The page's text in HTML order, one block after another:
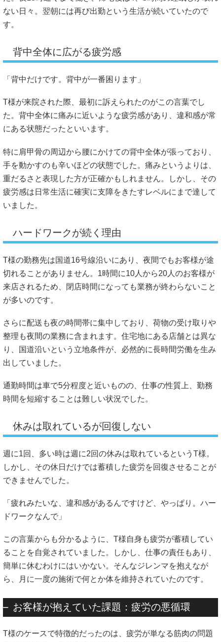
ない日々。翌朝には再び出勤という生活が続いていたので
す。
背中全体に広がる疲労感
「背中だけです。背中が一番困ります」
T様が来院された際、最初に訴えられたのがこの言葉でし
た。背中全体に痛みに近いような疲労感があり、違和感が常
にある状態だったといいます。
特に肩甲骨の周辺から腰にかけての背中全体が張っており、
手を動かすのも辛いほどの状態でした。痛みというよりは、
重だるさと表現した方が正確かもしれません。しかし、その
疲労感は日常生活に確実に支障をきたすレベルにまで達して
いました。
ハードワークが続く理由
T様の勤務先は国道16号線沿いにあり、夜間でもお客様が途
切れることがありません。1時間に10人から20人のお客様が
来店されるため、閉店時間になっても業務が終わらないこと
が多いのです。
さらに配送も夜の時間帯に集中しており、荷物の受け取りや
整理も夜間の業務に含まれます。住宅地にある店舗とは異な
り、国道沿いという立地条件が、必然的に長時間労働を生み
出していました。
通勤時間は車で5分程度と近いものの、仕事の性質上、勤務
時間を短縮することは難しい状況でした。
休みは取れているが回復しない
週に1回、多い時は週に2回の休みは取れているというT様。
しかし、その休日だけでは蓄積した疲労を回復させることが
できませんでした。
「疲れみたいな、違和感があるんですけど、やっぱり。ハー
ドワークなんで」
この言葉からも分かるように、T様自身も疲労が蓄積してい
ることを自覚されていました。しかし、仕事の責任もあり、
簡単に休むわけにはいかない。そんなジレンマを抱えなが
ら、月に一度の施術で何とか体を維持されていたのです。
お客様が抱えていた課題：疲労の悪循環
T様のケースで特徴的だったのは、疲労が単なる筋肉の問題